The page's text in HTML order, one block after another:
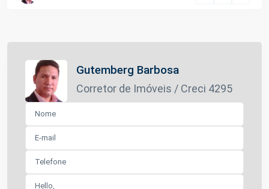
Gutemberg Barbosa
Corretor de Imóveis / Creci 4295